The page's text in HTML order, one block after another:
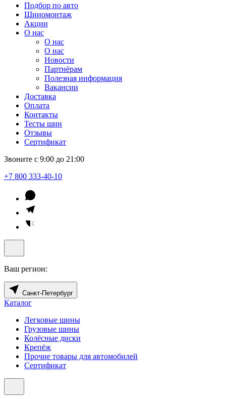
Подбор по авто
Шиномонтаж
Акции
О нас
О нас
О нас
Новости
Партнёрам
Полезная информация
Вакансии
Доставка
Оплата
Контакты
Тесты шин
Отзывы
Сертификат
Звоните с 9:00 до 21:00
+7 800 333-40-10
Ваш регион:
Санкт-Петербург
Каталог
Легковые шины
Грузовые шины
Колёсные диски
Крепёж
Прочие товары для автомобилей
Сертификат